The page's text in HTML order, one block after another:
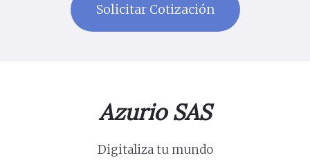
Azurio SAS
Digitaliza tu mundo